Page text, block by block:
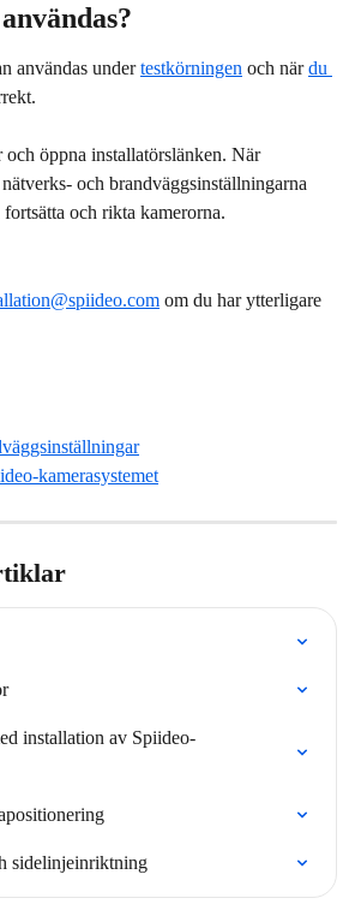
användas under testkörningen och när du
öppna installatörslänken. När
och brandväggsinställningarna
och rikta kamerorna.
om du har ytterligare
kamerasystemet
installation av Spiideo-
sidelinjeinriktning